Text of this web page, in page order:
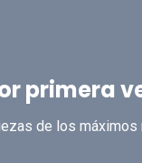
primera
de los